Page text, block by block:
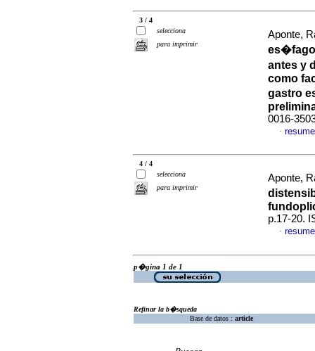
3 / 4
selecciona
para imprimir
Aponte,
antes y
como
gastro
0016-
·
4 / 4
selecciona
para imprimir
Aponte,
p.17-20.
·
p�gina 1 de 1
Refinar la b�squeda
Base de datos : article